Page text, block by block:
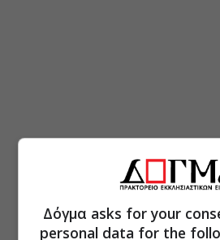
Δόγμα asks for your
personal data for the